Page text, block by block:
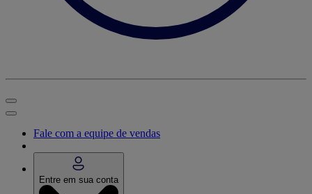
Fale com a equipe de vendas
Entre em sua conta